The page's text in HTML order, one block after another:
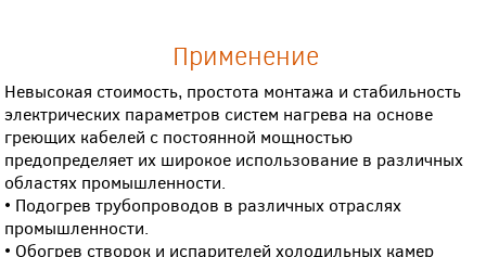
Применение
Невысокая стоимость, простота монтажа и стабильность
электрических параметров систем нагрева на основе
греющих кабелей с постоянной мощностью
предопределяет их широкое использование в различных
областях промышленности.
• Подогрев трубопроводов в различных отраслях
промышленности.
• Обогрев створок и испарителей холодильных камер